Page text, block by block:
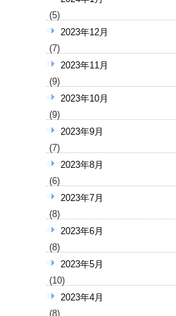
(5)
2023年12月
(7)
2023年11月
(9)
2023年10月
(9)
2023年9月
(7)
2023年8月
(6)
2023年7月
(8)
2023年6月
(8)
2023年5月
(10)
2023年4月
(8)